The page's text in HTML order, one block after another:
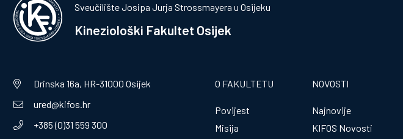
Sveučilište Josipa Jurja Strossmayera u Osijeku
Kineziološki Fakultet Osijek
Drinska 16a, HR-31000 Osijek
ured@kifos.hr
+385 (0)31 559 300
O FAKULTETU
Povijest
Misija
NOVOSTI
Najnovije
KIFOS Novosti